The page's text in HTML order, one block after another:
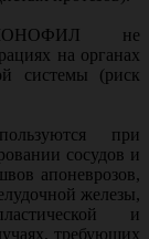
не
на органах
системы (риск
при
сосудов и
апоневрозов,
железы,
и
требующих